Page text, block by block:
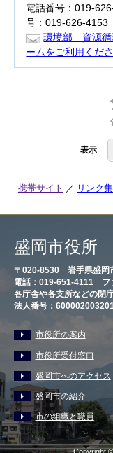
電話番号：019-
号：019-626-4153
環境部 資源循
ームをご利用くださ
表示
携帯サイト リンク集
盛岡市役所
〒020-8530 岩手県盛
電話：019-651-4111 フ
各庁舎や各支所などの閉
法人番号：
市役所の案内
市役所受付窓口
盛岡市へのアクセス
盛岡市の紹介
市の組織と職員